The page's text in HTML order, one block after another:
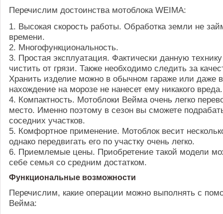
Перечислим достоинства мотоблока WEIMA:
1. Высокая скорость работы. Обработка земли не
времени.
2. Многофункциональность.
3. Простая эксплуатация. Фактически данную
чистить от грязи. Также необходимо следить за
Хранить изделие можно в обычном гараже или даже
нахождение на морозе не нанесет ему никакого вреда.
4. Компактность. Мотоблоки Вейма очень легко
место. Именно поэтому в сезон вы сможете
соседних участков.
5. Комфортное применение. Мотоблок весит
однако передвигать его по участку очень легко.
6. Приемлемые цены. Приобретение такой модели
себе семья со средним достатком.
Функциональные возможности
Перечислим, какие операции можно выполнять с
Вейма: